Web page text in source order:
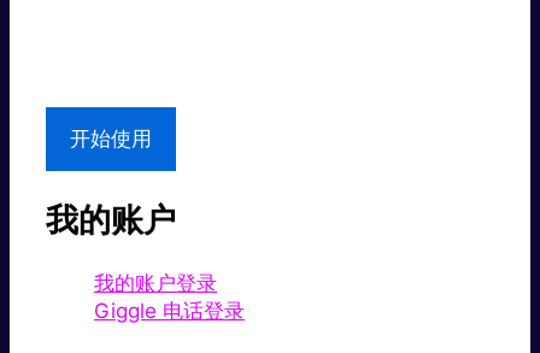
开始使用
我的账户
我的账户登录
Giggle 电话登录